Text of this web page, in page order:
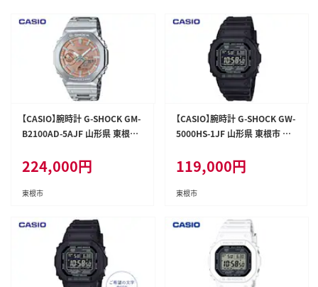
【CASIO】腕時計 G-SHOCK GM-
B2100AD-5AJF 山形県 東根市
224,000円
東根市
【CASIO】腕時計 G-SHOCK GW-
5000HS-1JF 山形県 東根市 hi0
119,000円
東根市